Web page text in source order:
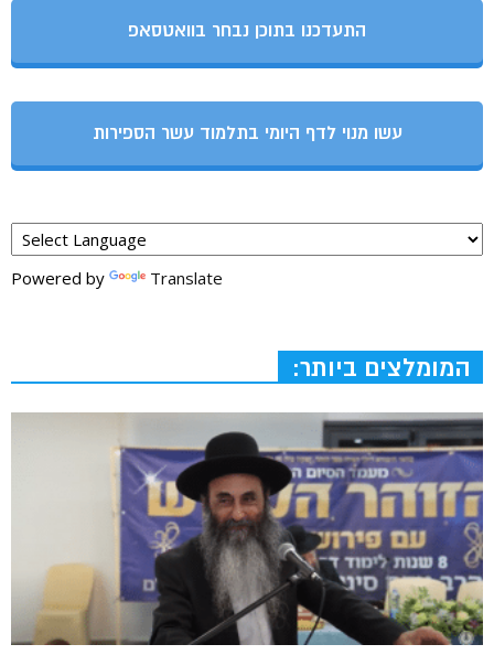
התעדכנו בתוכן נבחר בוואטסאפ
עשו מנוי לדף היומי בתלמוד עשר הספירות
Powered by Translate
המומלצים ביותר: